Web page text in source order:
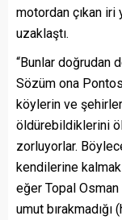
motordan çıkan iri
uzaklaştı.
“Bunlar doğrudan
Sözüm ona
köylerin ve
öldürebildiklerini
zorluyorlar.
kendilerine
eğer Topal
umut